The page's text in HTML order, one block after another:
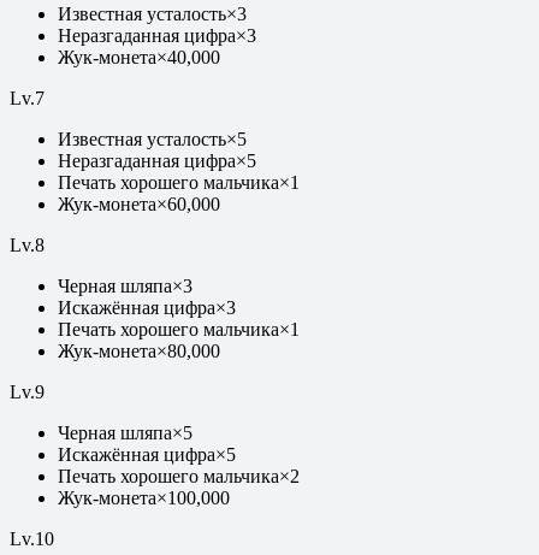
Известная усталость×3
Неразгаданная цифра×3
Жук-монета×40,000
Lv.7
Известная усталость×5
Неразгаданная цифра×5
Печать хорошего мальчика×1
Жук-монета×60,000
Lv.8
Черная шляпа×3
Искажённая цифра×3
Печать хорошего мальчика×1
Жук-монета×80,000
Lv.9
Черная шляпа×5
Искажённая цифра×5
Печать хорошего мальчика×2
Жук-монета×100,000
Lv.10